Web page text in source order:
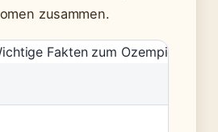
zusammen.
Fakten zum Ozempic-